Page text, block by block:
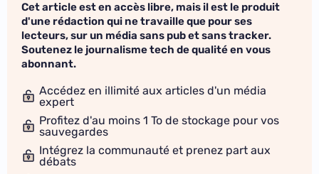
Cet article est en accès libre, mais il est le produit
d'une rédaction qui ne travaille que pour ses
lecteurs, sur un média sans pub et sans tracker.
Soutenez le journalisme tech de qualité en vous
abonnant.
Accédez en illimité aux articles d'un média
expert
Profitez d'au moins 1 To de stockage pour vos
sauvegardes
Intégrez la communauté et prenez part aux
débats